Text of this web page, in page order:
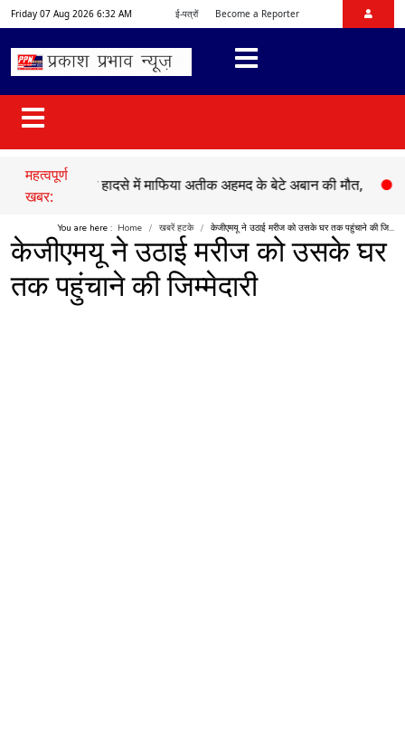
Friday 07 Aug 2026 6:32 AM ई-पत्रों Become a Reporter
महत्वपूर्ण
खबर:
सड़क हादसे में माफिया अतीक अहमद के बेटे अबान की मौत, ●चेहल्लुम पर
You are here : Home खबरें हटके केजीएमयू ने उठाई मरीज को उसके घर तक पहुंचाने की जि...
केजीएमयू ने उठाई मरीज को उसके घर
तक पहुंचाने की जिम्मेदारी